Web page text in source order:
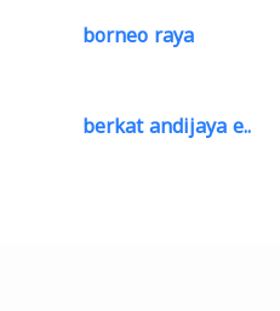
borneo raya
berkat andijaya e..